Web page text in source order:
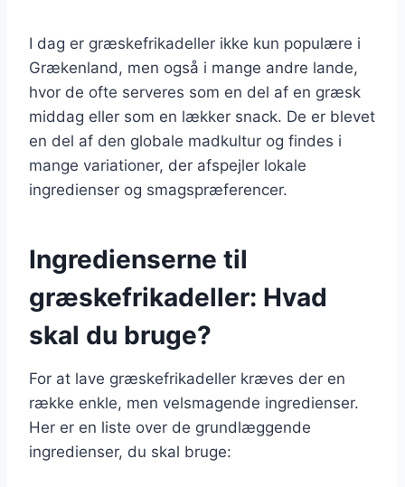
I dag er græskefrikadeller ikke kun populære i
Grækenland, men også i mange andre lande,
hvor de ofte serveres som en del af en græsk
middag eller som en lækker snack. De er blevet
en del af den globale madkultur og findes i
mange variationer, der afspejler lokale
ingredienser og smagspræferencer.
Ingredienserne til
græskefrikadeller: Hvad
skal du bruge?
For at lave græskefrikadeller kræves der en
række enkle, men velsmagende ingredienser.
Her er en liste over de grundlæggende
ingredienser, du skal bruge: